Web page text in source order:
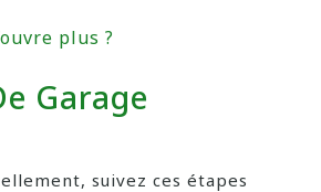
plus ?
Garage
suivez ces étapes